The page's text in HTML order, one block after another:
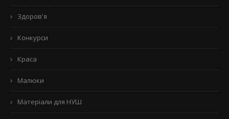
Здоров'я
Конкурси
Краса
Малюки
Матеріали для НУШ